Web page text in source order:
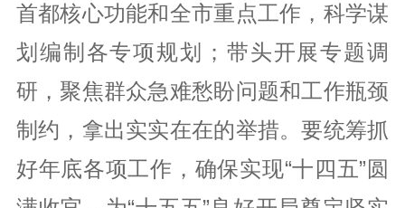
首都核心功能和全市重点工作，科学谋
划编制各专项规划；带头开展专题调
研，聚焦群众急难愁盼问题和工作瓶颈
制约，拿出实实在在的举措。要统筹抓
好年底各项工作，确保实现“十四五”圆